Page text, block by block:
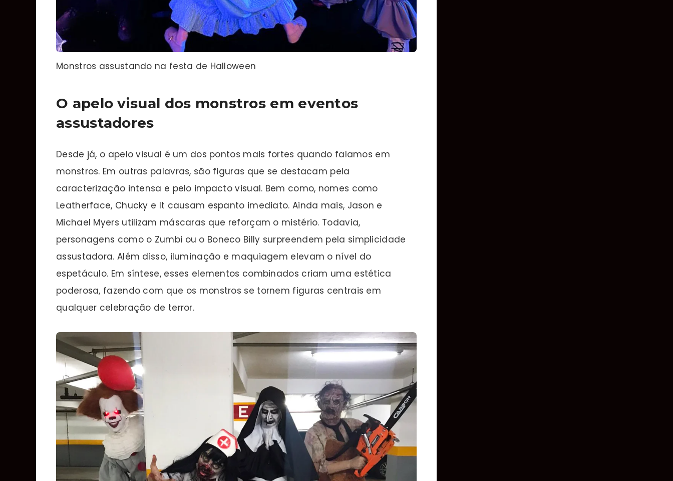
Monstros assustando na festa de Halloween
O apelo visual dos monstros em eventos
assustadores
Desde já, o apelo visual é um dos pontos mais fortes quando falamos em
monstros. Em outras palavras, são figuras que se destacam pela
caracterização intensa e pelo impacto visual. Bem como, nomes como
Leatherface, Chucky e It causam espanto imediato. Ainda mais, Jason e
Michael Myers utilizam máscaras que reforçam o mistério. Todavia,
personagens como o Zumbi ou o Boneco Billy surpreendem pela simplicidade
assustadora. Além disso, iluminação e maquiagem elevam o nível do
espetáculo. Em síntese, esses elementos combinados criam uma estética
poderosa, fazendo com que os monstros se tornem figuras centrais em
qualquer celebração de terror.